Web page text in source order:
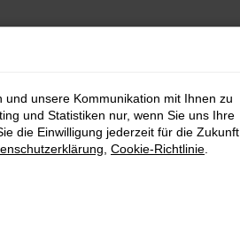
unsere Kommunikation mit Ihnen zu
und Statistiken nur, wenn Sie uns Ihre
die Einwilligung jederzeit für die Zukunft
Cookie-Richtlinie